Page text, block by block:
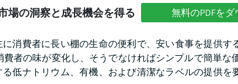
場の洞察と成長機会を得る 無料のPDFを
消費者に長い棚の生命の便利で、安い食事を提供
者の味が変化し、そうでなければシンプルで簡単
低ナトリウム、有機、および清潔なラベルの提供